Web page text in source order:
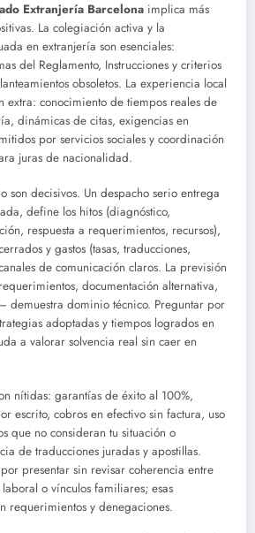
Extranjería Barcelona implica más
La colegiación activa y la
en extranjería son esenciales:
del Reglamento, Instrucciones y criterios
obsoletos. La experiencia local
extra: conocimiento de tiempos reales de
dinámicas de citas, exigencias en
por servicios sociales y coordinación
juras de nacionalidad.
son decisivos. Un despacho serio entrega
define los hitos (diagnóstico,
respuesta a requerimientos, recursos),
y gastos (tasas, traducciones,
de comunicación claros. La previsión
documentación alternativa,
demuestra dominio técnico. Preguntar por
adoptadas y tiempos logrados en
a valorar solvencia real sin caer en
nítidas: garantías de éxito al 100%,
escrito, cobros en efectivo sin factura, uso
que no consideran tu situación o
de traducciones juradas y apostillas.
presentar sin revisar coherencia entre
o vínculos familiares; esas
requerimientos y denegaciones.